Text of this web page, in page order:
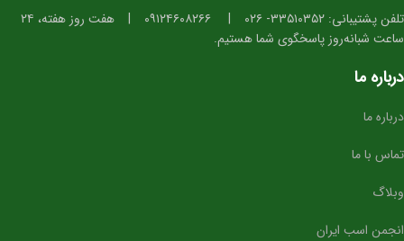
باشگاه‌ها و مربیانی که قصد تربیت کره‌های حرفه‌ای دارند
مزرعه‌های پرورش اسب برای اضافه کردن خط‌خون برتر
تلفن پشتیبانی: ۳۳۵۱۰۳۵۲- ۰۲۶ |
|
هفت روز هفته، ۲۴
ساعت شبانه‌روز پاسخگوی شما هستیم.
درباره ما
درباره ما
تماس با ما
وبلاگ
انجمن اسب ایران